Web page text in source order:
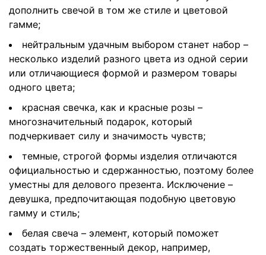
дополнить свечой в том же стиле и цветовой
гамме;
нейтральным удачным выбором станет набор –
несколько изделий разного цвета из одной серии
или отличающиеся формой и размером товары
одного цвета;
красная свечка, как и красные розы –
многозначительный подарок, который
подчеркивает силу и значимость чувств;
темные, строгой формы изделия отличаются
официальностью и сдержанностью, поэтому более
уместны для делового презента. Исключение –
девушка, предпочитающая подобную цветовую
гамму и стиль;
белая свеча – элемент, который поможет
создать торжественный декор, например,